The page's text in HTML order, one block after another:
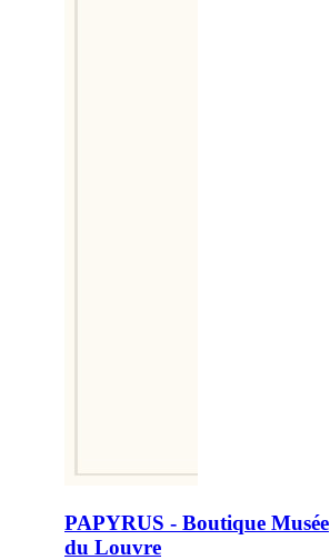
PAPYRUS - Boutique Musée
du Louvre